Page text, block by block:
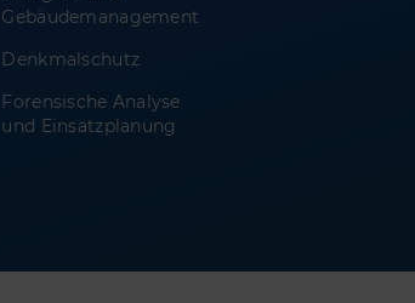
Gebäudemanagement
Denkmalschutz
Forensische Analyse
und Einsatzplanung